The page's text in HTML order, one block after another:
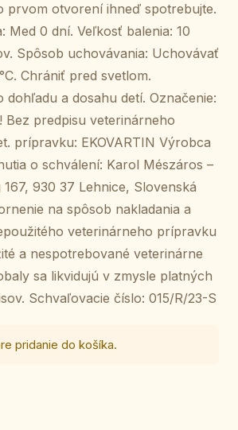
prvom otvorení ihneď spotrebujte.
Med 0 dní. Veľkosť balenia: 10
Spôsob uchovávania: Uchovávať
Chrániť pred svetlom.
dohľadu a dosahu detí. Označenie:
Bez predpisu veterinárneho
prípravku: EKOVARTIN Výrobca
o schválení: Karol Mészáros –
167, 930 37 Lehnice, Slovenská
na spôsob nakladania a
veterinárneho prípravku
a nespotrebované veterinárne
sa likvidujú v zmysle platných
Schvaľovacie číslo: 015/R/23-S
pridanie do košíka.